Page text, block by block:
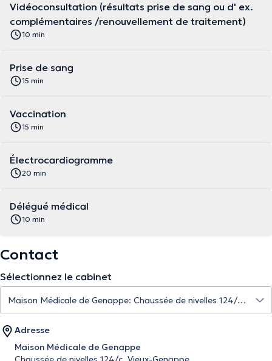
Vidéoconsultation (résultats prise de sang ou d' ex.
complémentaires /renouvellement de traitement)
10 min
Prise de sang
15 min
Vaccination
15 min
Électrocardiogramme
20 min
Délégué médical
10 min
Contact
Sélectionnez le cabinet
Adresse
Maison Médicale de Genappe